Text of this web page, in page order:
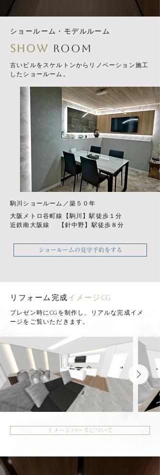
ショールーム・モデルルーム
SHOW ROOM
古いビルをスケルトンからリノベーション施工
したショールーム。
​駒川ショールーム／築５０年
大阪メトロ谷町線【駒川】駅徒歩１分
​近鉄南大阪線 【針中野】駅徒歩８分
ショールームの見学予約をする
リフォーム完成イメージCG
プレゼン時にCGを制作し、リアルな完成イメ
ージをご覧いただきます。
イメージパースについて